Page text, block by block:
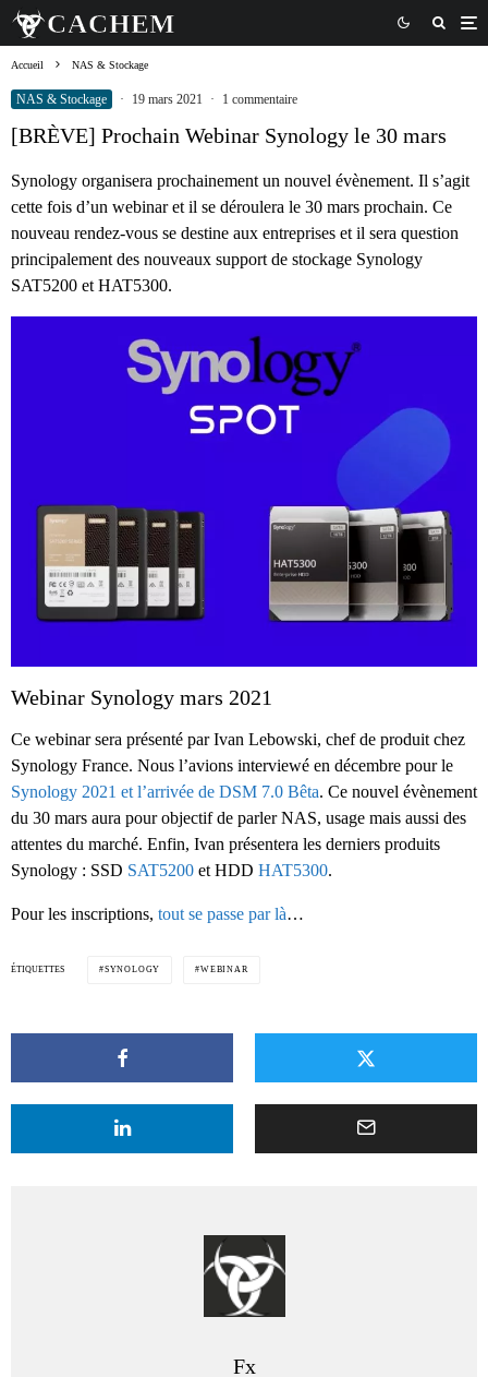
Accueil NAS & Stockage
NAS & Stockage · 19 mars 2021 · 1 commentaire
[BRÈVE] Prochain Webinar Synology le 30 mars
Synology organisera prochainement un nouvel évènement. Il s’agit
cette fois d’un webinar et il se déroulera le 30 mars prochain. Ce
nouveau rendez-vous se destine aux entreprises et il sera question
principalement des nouveaux support de stockage Synology
SAT5200 et HAT5300.
Webinar Synology mars 2021
Ce webinar sera présenté par Ivan Lebowski, chef de produit chez
Synology France. Nous l’avions interviewé en décembre pour le
Synology 2021 et l’arrivée de DSM 7.0 Bêta. Ce nouvel évènement
du 30 mars aura pour objectif de parler NAS, usage mais aussi des
attentes du marché. Enfin, Ivan présentera les derniers produits
Synology : SSD SAT5200 et HDD HAT5300.
Pour les inscriptions, tout se passe par là…
ÉTIQUETTES SYNOLOGY WEBINAR
Fx